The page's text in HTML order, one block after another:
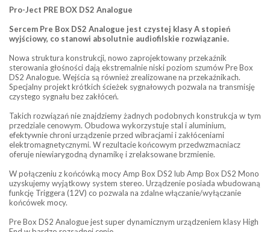
Pro-Ject PRE BOX DS2 Analogue
Sercem Pre Box DS2 Analogue jest czystej klasy A stopień
wyjściowy, co stanowi absolutnie audiofilskie rozwiązanie.
Nowa struktura konstrukcji, nowo zaprojektowany przekaźnik
sterowania głośności dają ekstremalnie niski poziom szumów Pre Box
DS2 Analogue. Wejścia są również zrealizowane na przekaźnikach.
Specjalny projekt krótkich ścieżek sygnałowych pozwala na transmisję
czystego sygnału bez zakłóceń.
Takich rozwiązań nie znajdziemy żadnych podobnych konstrukcja w tym
przedziale cenowym. Obudowa wykorzystuje stal i aluminium,
efektywnie chroni urządzenie przed wibracjami i zakłóceniami
elektromagnetycznymi. W rezultacie końcowym przedwzmacniacz
oferuje niewiarygodną dynamikę i zrelaksowane brzmienie.
W połączeniu z końcówką mocy Amp Box DS2 lub Amp Box DS2 Mono
uzyskujemy wyjątkowy system stereo. Urządzenie posiada wbudowaną
funkcję Triggera (12V) co pozwala na zdalne włączanie/wyłączanie
końcówek mocy.
Pre Box DS2 Analogue jest super dynamicznym urządzeniem klasy High